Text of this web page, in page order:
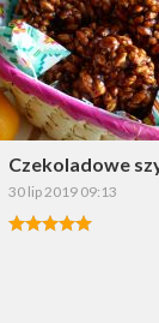
Czekoladowe
30 lip 2019 09:13